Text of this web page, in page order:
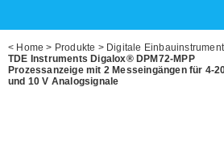
< Home > Produkte > Digitale
TDE Instruments Digalox® DPM72-MPP
Prozessanzeige mit 2 Messeingängen für 4-
und 10 V Analogsignale